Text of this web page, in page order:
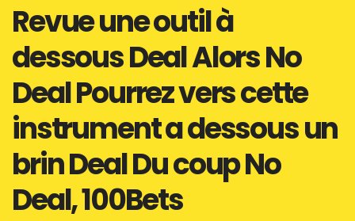
Revue une outil à
dessous Deal Alors No
Deal Pourrez vers cette
instrument a dessous un
brin Deal Du coup No
Deal, 100Bets